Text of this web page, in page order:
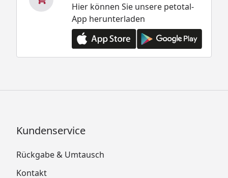
Hier können Sie unsere petotal-
App herunterladen
Kundenservice
Rückgabe & Umtausch
Kontakt